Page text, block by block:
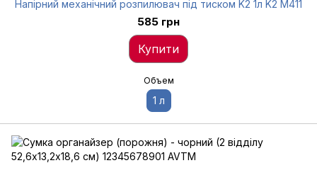
Напірний механічний розпилювач під тиском K2 1л K2 M411
585 грн
Купити
Объем
1 л